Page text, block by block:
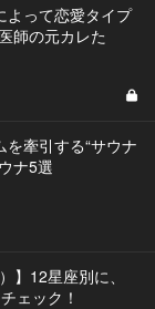
よって恋愛タイプ
師の元カレた
牽引する“サウナ
ナ5選
】12星座別に、
ェック！